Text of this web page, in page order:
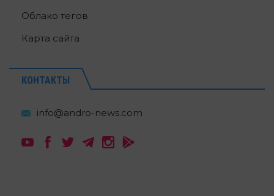
Облако тегов
Карта сайта
КОНТАКТЫ